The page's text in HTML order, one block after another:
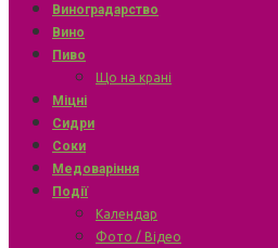
Виноградарство
Вино
Пиво
Що на крані
Міцні
Сидри
Соки
Медоваріння
Події
Календар
Фото / Відео